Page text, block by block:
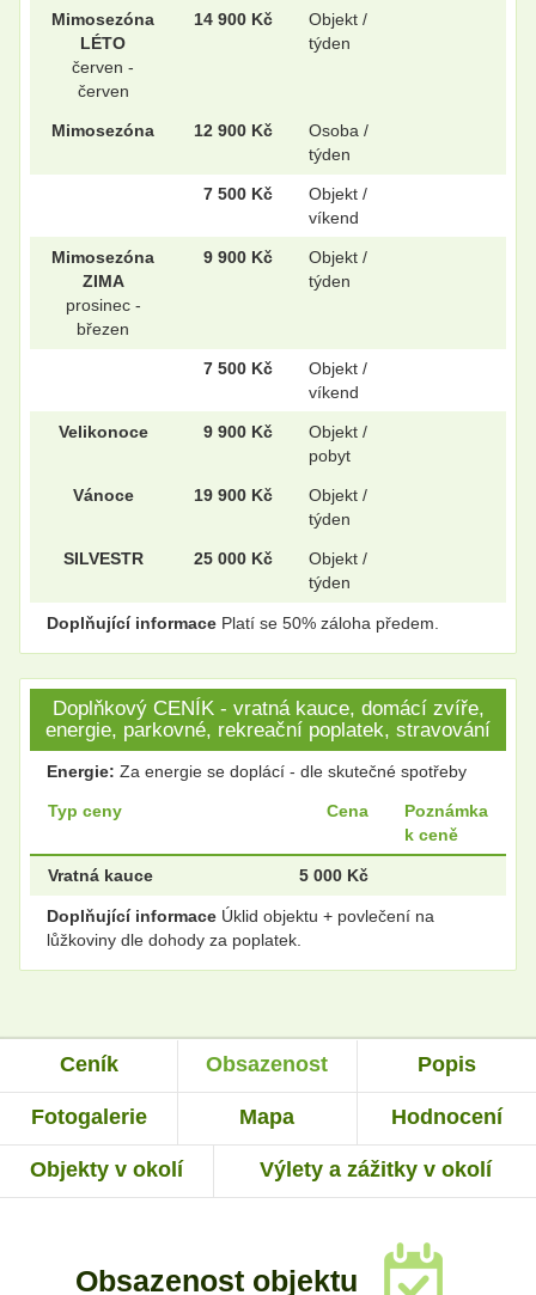
Mimosezóna
LÉTO
červen -
červen
14 900 Kč
Objekt /
týden
Mimosezóna 12 900 Kč
Osoba /
týden
7 500 Kč
Objekt /
víkend
Mimosezóna
ZIMA
prosinec -
březen
9 900 Kč
Objekt /
týden
7 500 Kč
Objekt /
víkend
Velikonoce 9 900 Kč
Objekt /
pobyt
Vánoce 19 900 Kč
Objekt /
týden
SILVESTR 25 000 Kč
Objekt /
týden
Doplňující informace Platí se 50% záloha předem.
Doplňkový CENÍK - vratná kauce, domácí zvíře,
energie, parkovné, rekreační poplatek, stravování
Energie: Za energie se doplácí - dle skutečné spotřeby
Typ ceny Cena
Poznámka
k ceně
Vratná kauce 5 000 Kč
Doplňující informace Úklid objektu + povlečení na
lůžkoviny dle dohody za poplatek.
Ceník Obsazenost Popis
Fotogalerie Mapa Hodnocení
Objekty v okolí Výlety a zážitky v okolí
Obsazenost objektu